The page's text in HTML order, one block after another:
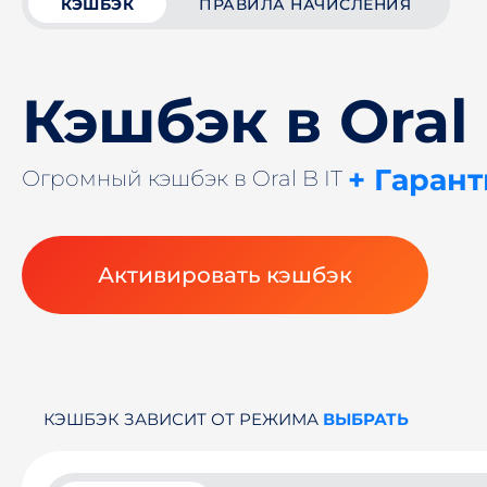
КЭШБЭК ПРАВИЛА НАЧИСЛЕНИЯ
Кэшбэк в Oral
Огромный кэшбэк в Oral B IT +
Активировать кэшбэк
КЭШБЭК ЗАВИСИТ ОТ РЕЖИМА ВЫБРАТЬ